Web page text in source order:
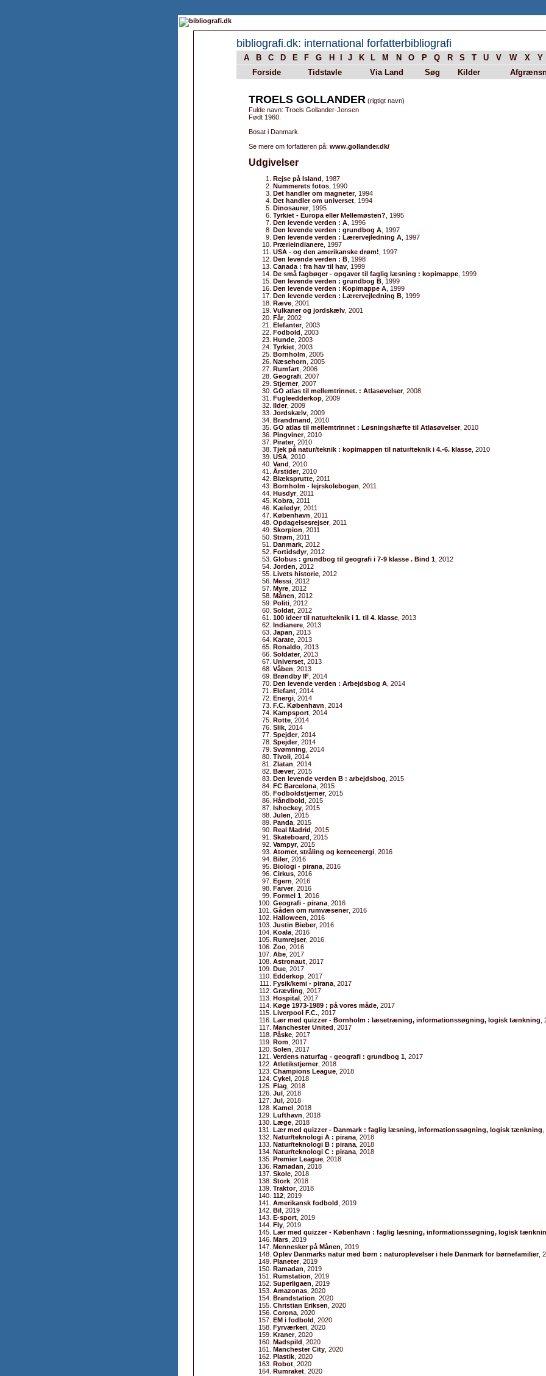
bibliografi.dk: international forfatterbibliografi
A B C D E F G H J K L M N O P Q R S T U V W X
Y
Forside
Tidstavle Via Land Søg Kilder
TROELS GOLLANDER (rigtigt navn)
Fulde navn: Troels Gollander-Jensen
Født 1960.
Bosat i Danmark.
Se mere om forfatteren på: www.gollander.dk/
Udgivelser
Rejse på Island , 1987
Nummerets fotos , 1990
Det handler om magneter, 1994
Det handler om universet , 1994
Dinosaurer, 1995
Tyrkiet - Europa eller Mellemøsten? , 1995
Den levende verden : A , 1996
Den levende verden : grundbog A , 1997
Den levende verden : Lærervejledning A , 1997
Prærieindianere , 1997
USA - og den amerikanske drøm! , 1997
Den levende verden : B , 1998
Canada : fra hav til hav , 1999
De små fagbøger - opgaver til faglig læsning : kopimappe , 1999
Den levende verden : grundbog B , 1999
Den levende verden : Kopimappe A , 1999
Den levende verden : Lærervejledning B , 1999
Ræve , 2001
Vulkaner og jordskælv , 2001
Får, 2002
Elefanter, 2003
Fodbold , 2003
Hunde , 2003
Tyrkiet , 2003
Bornholm , 2005
Næsehorn , 2005
Rumfart , 2006
Geografi , 2007
Stjerner, 2007
GO atlas til mellemtrinnet. : Atlasøvelser, 2008
Fugleedderkop , 2009
Ilder, 2009
Jordskælv , 2009
Brandmand , 2010
GO atlas til mellemtrinnet : Løsningshæfte til Atlasøvelser, 2010
Pingviner, 2010
Pirater, 2010
Tjek på natur/teknik : kopimappen til natur/teknik i 4.-6. klasse , 2010
USA , 2010
Vand , 2010
Årstider, 2010
Blæksprutte , 2011
Bornholm - lejrskolebogen , 2011
Husdyr, 2011
Kobra , 2011
Kæledyr, 2011
København , 2011
Opdagelsesrejser, 2011
Skorpion , 2011
Strøm , 2011
Danmark , 2012
Fortidsdyr, 2012
Globus : grundbog til geografi i 7-9 klasse . Bind 1 , 2012
Jorden , 2012
Livets historie , 2012
Messi , 2012
Myre , 2012
Månen , 2012
Politi , 2012
Soldat , 2012
100 ideer til natur/teknik i 1. til 4. klasse , 2013
Indianere , 2013
Japan , 2013
Karate , 2013
Ronaldo , 2013
Soldater, 2013
Universet , 2013
Våben , 2013
Brøndby IF , 2014
Den levende verden : Arbejdsbog A , 2014
Elefant , 2014
Energi , 2014
F.C. København , 2014
Kampsport , 2014
Rotte , 2014
Slik , 2014
Spejder, 2014
Spejder, 2014
Svømning , 2014
Tivoli , 2014
Zlatan , 2014
Bæver, 2015
Den levende verden B : arbejdsbog , 2015
FC Barcelona , 2015
Fodboldstjerner, 2015
Håndbold , 2015
Ishockey , 2015
Julen , 2015
Panda , 2015
Real Madrid , 2015
Skateboard , 2015
Vampyr, 2015
Atomer, stråling og kerneenergi , 2016
Biler, 2016
Biologi - pirana , 2016
Cirkus , 2016
Egern , 2016
Farver, 2016
Formel 1 , 2016
Geografi - pirana , 2016
Gåden om rumvæsener, 2016
Halloween , 2016
Justin Bieber, 2016
Koala , 2016
Rumrejser, 2016
Zoo , 2016
Abe , 2017
Astronaut , 2017
Due , 2017
Edderkop , 2017
Fysik/kemi - pirana , 2017
Grævling , 2017
Hospital , 2017
Køge 1973-1989 : på vores måde , 2017
Liverpool F.C. , 2017
Lær med quizzer - Bornholm : læsetræning, informationssøgning, logisk tænkning
Manchester United , 2017
Påske , 2017
Rom , 2017
Solen , 2017
Verdens naturfag - geografi : grundbog 1 , 2017
Atletikstjerner, 2018
Champions League , 2018
Cykel , 2018
Flag , 2018
Jul , 2018
Jul , 2018
Kamel , 2018
Lufthavn , 2018
Læge , 2018
Lær med quizzer - Danmark : faglig læsning, informationssøgning, logisk tænkning
Natur/teknologi A : pirana , 2018
Natur/teknologi B : pirana , 2018
Natur/teknologi C : pirana , 2018
Premier League , 2018
Ramadan , 2018
Skole , 2018
Stork , 2018
Traktor, 2018
112 , 2019
Amerikansk fodbold , 2019
Bil , 2019
E-sport , 2019
Fly , 2019
Lær med quizzer - København : faglig læsning, informationssøgning, logisk
Mars , 2019
Mennesker på Månen , 2019
Oplev Danmarks natur med børn : naturoplevelser i hele Danmark for børnefamilier,
Planeter, 2019
Ramadan , 2019
Rumstation , 2019
Superligaen , 2019
Amazonas , 2020
Brandstation , 2020
Christian Eriksen , 2020
Corona , 2020
EM i fodbold , 2020
Fyrværkeri , 2020
Kraner, 2020
Madspild , 2020
Manchester City , 2020
Plastik , 2020
Robot , 2020
Rumraket , 2020